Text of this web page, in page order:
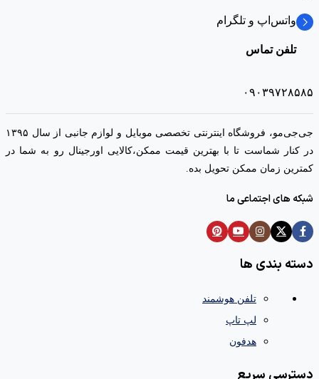
واتس‌اپ و تلگرام
تلفن تماس
۰۹۰۳۹۷۲۸۵۸۵
جی‌جی‌مو، فروشگاه اینترنتی تخصصی موبایل و لوازم جانبی از سال ۱۳۹۵
در کنار شماست تا با بهترین قیمت ممکن،‌کالایی اورجینال رو به شما در
کمترین زمان ممکن تحویل بده.
شبکه های اجتماعی ما
دسته بندی ها
تلفن هوشمند
لپ تاپ
هدفون
دسترسی سریع